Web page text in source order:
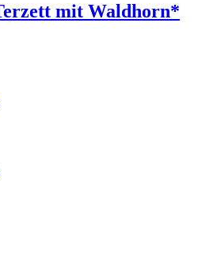
mit Waldhorn*